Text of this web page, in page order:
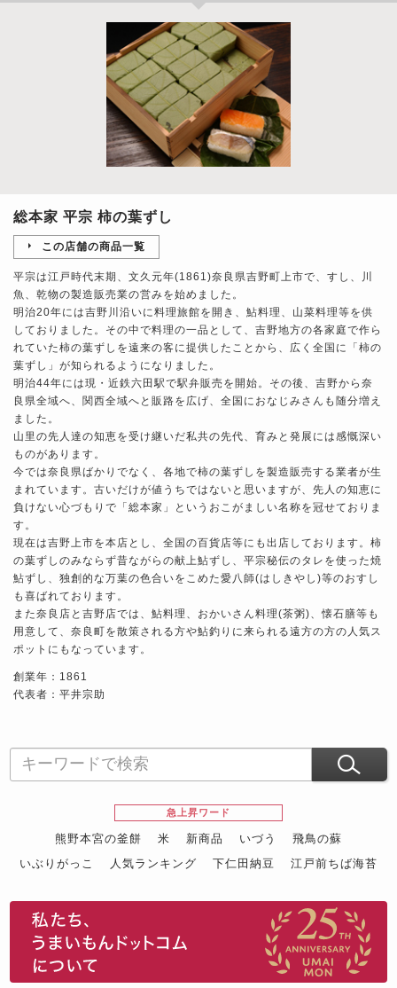
総本家 平宗 柿の葉ずし
この店舗の商品一覧
平宗は江戸時代末期、文久元年(1861)奈良県吉野町上市で、すし、川
魚、乾物の製造販売業の営みを始めました。
明治20年には吉野川沿いに料理旅館を開き、鮎料理、山菜料理等を供
しておりました。その中で料理の一品として、吉野地方の各家庭で作ら
れていた柿の葉ずしを遠来の客に提供したことから、広く全国に「柿の
葉ずし」が知られるようになりました。
明治44年には現・近鉄六田駅で駅弁販売を開始。その後、吉野から奈
良県全域へ、関西全域へと販路を広げ、全国におなじみさんも随分増え
ました。
山里の先人達の知恵を受け継いだ私共の先代、育みと発展には感慨深い
ものがあります。
今では奈良県ばかりでなく、各地で柿の葉ずしを製造販売する業者が生
まれています。古いだけが値うちではないと思いますが、先人の知恵に
負けない心づもりで「総本家」というおこがましい名称を冠せておりま
す。
現在は吉野上市を本店とし、全国の百貨店等にも出店しております。柿
の葉ずしのみならず昔ながらの献上鮎ずし、平宗秘伝のタレを使った焼
鮎ずし、独創的な万葉の色合いをこめた愛八師(はしきやし)等のおすし
も喜ばれております。
また奈良店と吉野店では、鮎料理、おかいさん料理(茶粥)、懐石膳等も
用意して、奈良町を散策される方や鮎釣りに来られる遠方の方の人気ス
ポットにもなっています。
創業年：1861
代表者：平井宗助
急上昇ワード
熊野本宮の釜餅 米 新商品 いづう
飛鳥の蘇
いぶりがっこ
人気ランキング 下仁田納豆
江戸前ちば海苔